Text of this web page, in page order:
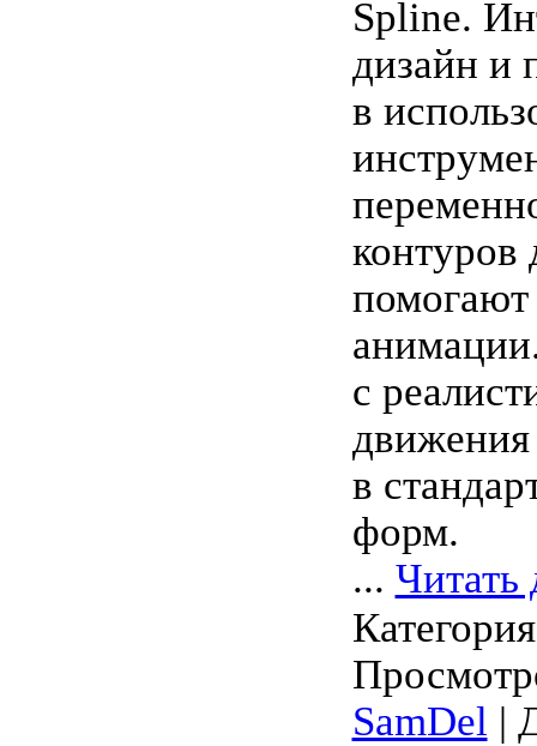
Spline.
дизайн и
в
контуров
помогают
с
движения
в
форм.
... Читать
SamDel |